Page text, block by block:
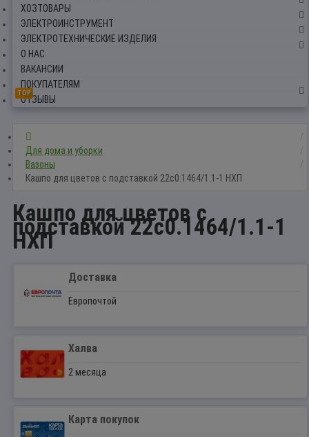
ХОЗТОВАРЫ
ЭЛЕКТРОИНСТРУМЕНТ
ЭЛЕКТРОТЕХНИЧЕСКИЕ ИЗДЕЛИЯ
О НАС
ВАКАНСИИ
ПОКУПАТЕЛЯМ
TOP
ОТЗЫВЫ
Для дома и уборки
Вазоны
Кашпо для цветов с подставкой 22с0.1464/1.1-1 НХП
Кашпо для цветов с
подставкой 22с0.1464/1.1-1
НХП
Доставка
Европочтой
Халва
2 месяца
Карта покупок